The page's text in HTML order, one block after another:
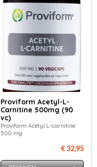
Proviform Acetyl-L-
Carnitine 500mg (90
vc)
Proviform Acetyl L-carnitine
500 mg
€ 32,95